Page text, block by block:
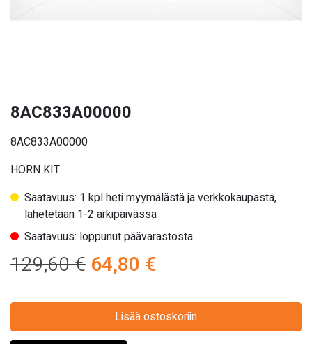
8AC833A00000
8AC833A00000
HORN KIT
Saatavuus: 1 kpl heti myymälästä ja verkkokaupasta,
lähetetään 1-2 arkipäivässä
Saatavuus: loppunut päävarastosta
129,60€ Alkuperäinen
64,80 €
on:
Lisää ostoskoriin